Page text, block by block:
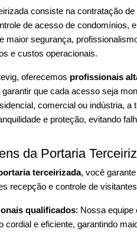
consiste na contratação
de acesso de condomínios,
maior segurança,
e custos operacionais.
oferecemos profissionais
que cada acesso seja
comercial ou indústria, a
e proteção, evitando
da Portaria
terceirizada, você
recepção e controle de
qualificados: Nossa equipe
cordial e eficiente, garantindo